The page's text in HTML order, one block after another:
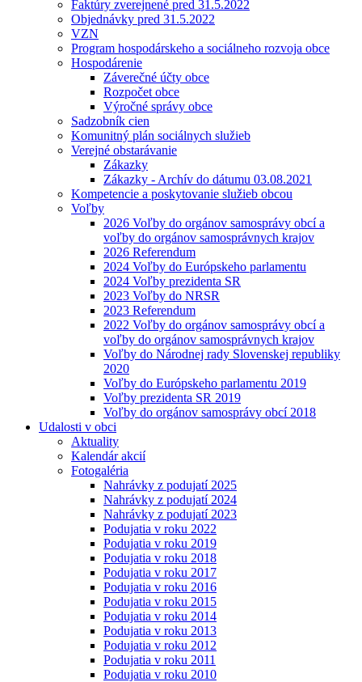
Faktúry zverejnené pred 31.5.2022
Objednávky pred 31.5.2022
VZN
Program hospodárskeho a sociálneho rozvoja obce
Hospodárenie
Záverečné účty obce
Rozpočet obce
Výročné správy obce
Sadzobník cien
Komunitný plán sociálnych služieb
Verejné obstarávanie
Zákazky
Zákazky - Archív do dátumu 03.08.2021
Kompetencie a poskytovanie služieb obcou
Voľby
2026 Voľby do orgánov samosprávy obcí a
voľby do orgánov samosprávnych krajov
2026 Referendum
2024 Voľby do Európskeho parlamentu
2024 Voľby prezidenta SR
2023 Voľby do NRSR
2023 Referendum
2022 Voľby do orgánov samosprávy obcí a
voľby do orgánov samosprávnych krajov
Voľby do Národnej rady Slovenskej republiky
2020
Voľby do Európskeho parlamentu 2019
Voľby prezidenta SR 2019
Voľby do orgánov samosprávy obcí 2018
Udalosti v obci
Aktuality
Kalendár akcií
Fotogaléria
Nahrávky z podujatí 2025
Nahrávky z podujatí 2024
Nahrávky z podujatí 2023
Podujatia v roku 2022
Podujatia v roku 2019
Podujatia v roku 2018
Podujatia v roku 2017
Podujatia v roku 2016
Podujatia v roku 2015
Podujatia v roku 2014
Podujatia v roku 2013
Podujatia v roku 2012
Podujatia v roku 2011
Podujatia v roku 2010